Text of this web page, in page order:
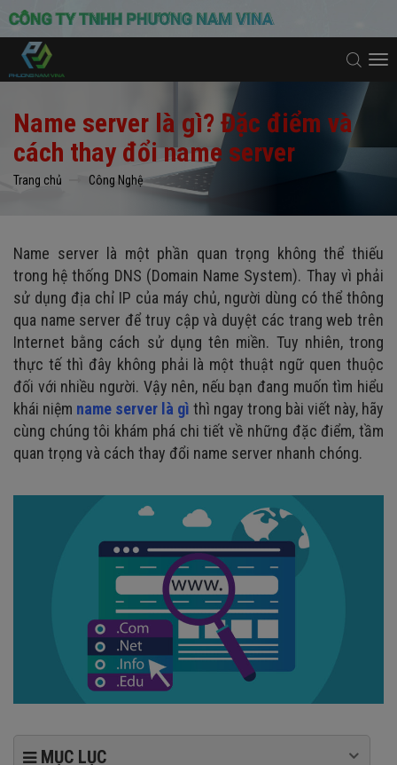
Name server là gì? Đặc điểm và
cách thay đổi name server
Trang chủ Công Nghệ
Name server là một phần quan trọng không thể thiếu
trong hệ thống DNS (Domain Name System). Thay vì phải
sử dụng địa chỉ IP của máy chủ, người dùng có thể thông
qua name server để truy cập và duyệt các trang web trên
Internet bằng cách sử dụng tên miền. Tuy nhiên, trong
thực tế thì đây không phải là một thuật ngữ quen thuộc
đối với nhiều người. Vậy nên, nếu bạn đang muốn tìm hiểu
khái niệm name server là gì thì ngay trong bài viết này, hãy
cùng chúng tôi khám phá chi tiết về những đặc điểm, tầm
quan trọng và cách thay đổi name server nhanh chóng.
MỤC LỤC